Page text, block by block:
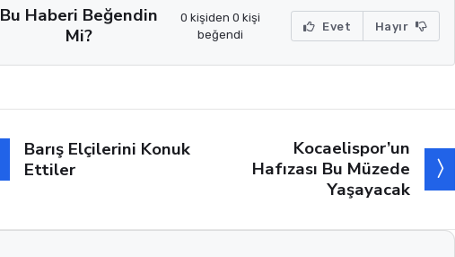
Bu Haberi Beğendin
Mi?
0 kişiden 0 kişi
beğendi
Evet Hayır
Barış Elçilerini Konuk
Ettiler
Kocaelispor’un
Hafızası Bu Müzede
Yaşayacak